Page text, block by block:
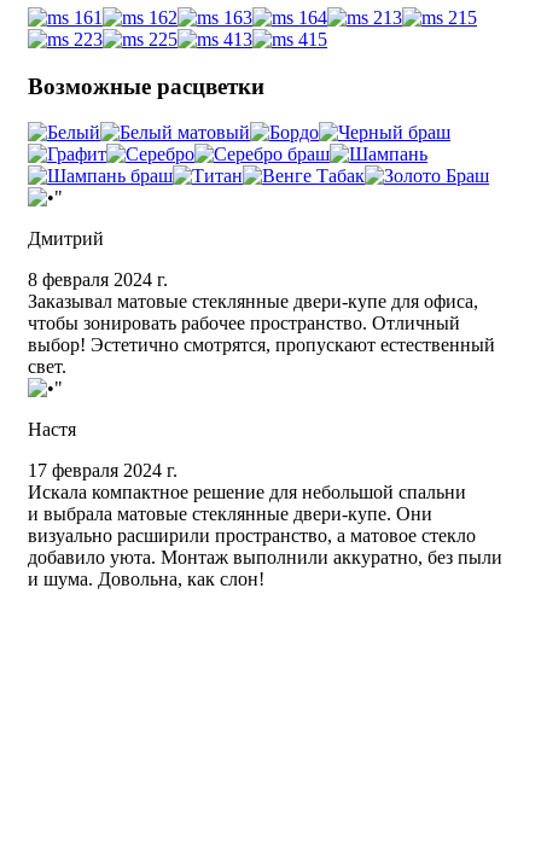
Возможные расцветки
Дмитрий
8 февраля 2024 г.
Заказывал матовые стеклянные двери-купе для офиса,
чтобы зонировать рабочее пространство. Отличный
выбор! Эстетично смотрятся, пропускают естественный
свет.
Настя
17 февраля 2024 г.
Искала компактное решение для небольшой спальни
и выбрала матовые стеклянные двери-купе. Они
визуально расширили пространство, а матовое стекло
добавило уюта. Монтаж выполнили аккуратно, без пыли
и шума. Довольна, как слон!